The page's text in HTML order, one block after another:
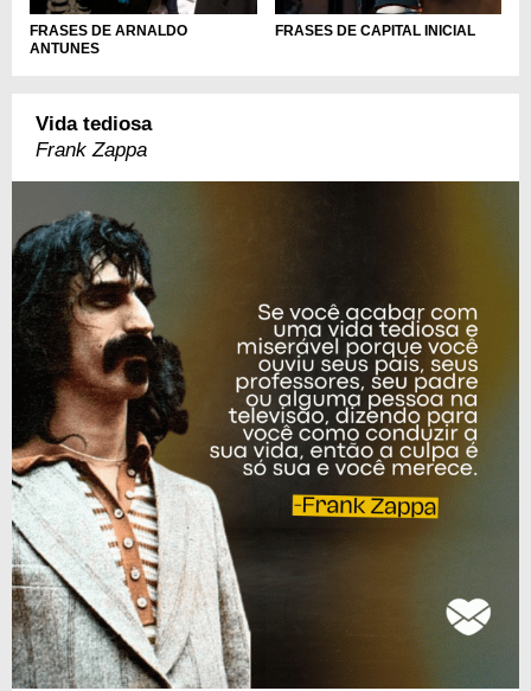
FRASES DE ARNALDO
ANTUNES
FRASES DE CAPITAL INICIAL
Vida tediosa
Frank Zappa